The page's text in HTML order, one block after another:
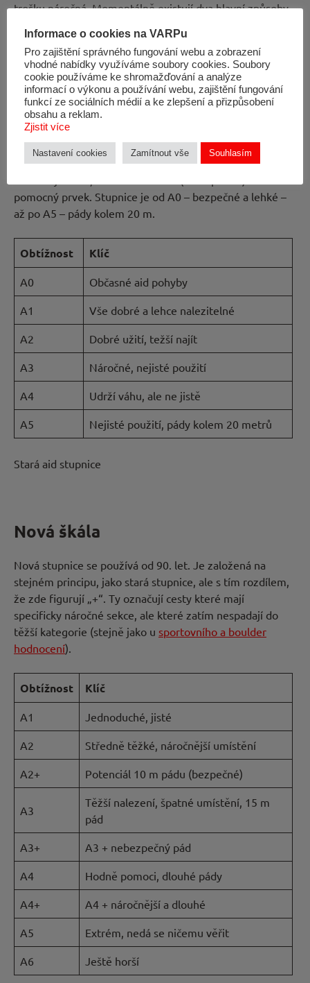
trošku náročná. Momentálně existují dva hlavní způsoby
Yosemitech.
Stará škála
Stará škála se používala až do 90. let. Hodnocení je
založeno na tom, jak bezpečně je možné lézt a jak lehce
pomocný prvek. Stupnice je od A0 – bezpečné a lehké –
až po A5 – pády kolem 20 m.
Obtížnost Klíč
A0 Občasné aid pohyby
A1 Vše dobré a lehce nalezitelné
A2 Dobré užití, težší najít
A3 Náročné, nejisté použití
A4 Udrží váhu, ale ne jistě
A5 Nejisté použití, pády kolem 20 metrů
Stará aid stupnice
Nová škála
Nová stupnice se používá od 90. let. Je založená na
stejném principu, jako stará stupnice, ale s tím rozdílem,
že zde figurují „+“. Ty označují cesty které mají
specificky náročné sekce, ale které zatím nespadají do
těžší kategorie (stejně jako u sportovního a boulder
hodnocení).
Obtížnost Klíč
A1 Jednoduché, jisté
A2 Středně těžké, náročnější umístění
A2+ Potenciál 10 m pádu (bezpečné)
A3
Těžší nalezení, špatné umístění, 15 m
pád
A3+ A3 + nebezpečný pád
A4 Hodně pomoci, dlouhé pády
A4+ A4 + náročnější a dlouhé
A5 Extrém, nedá se ničemu věřit
A6 Ještě horší
Informace o cookies na VARPu
Pro zajištění správného fungování webu a zobrazení
vhodné nabídky využíváme soubory cookies. Soubory
cookie používáme ke shromažďování a analýze
informací o výkonu a používání webu, zajištění fungování
funkcí ze sociálních médií a ke zlepšení a přizpůsobení
obsahu a reklam.
Zjistit více
Nastavení cookies Zamítnout vše Souhlasím